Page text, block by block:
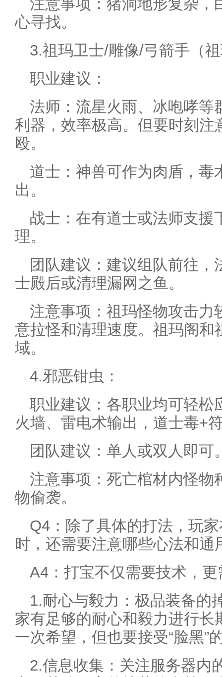
注意事项：猪洞地形复杂，
心寻找。
3.祖玛卫士/雕像/弓箭手（
职业建议：
法师：流星火雨、冰咆哮等
利器，效率极高。但要时刻注
殴。
道士：神兽可作为肉盾，毒
出。
战士：在有道士或法师支援
理。
团队建议：建议组队前往
士殿后或清理漏网之鱼。
注意事项：祖玛怪物攻击力
意拉怪和清理速度。祖玛阁和
域。
4.邪恶钳虫：
职业建议：各职业均可轻松
火墙、雷电术输出，道士毒+
团队建议：单人或双人即可
注意事项：死亡棺材内怪物
物偷袭。
Q4：除了具体的打法，玩
时，还需要注意哪些心法和通
A4：打宝不仅需要技术，
1.耐心与毅力：极品装备的
家有足够的耐心和毅力进行长
一次希望，但也要接受“脸黑”
2.信息收集：关注服务器内